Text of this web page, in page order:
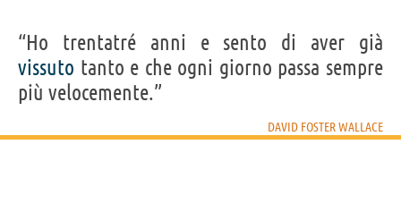
“Ho trentatré anni e sento di aver già
vissuto tanto e che ogni giorno passa sempre
più velocemente.”
DAVID FOSTER WALLACE